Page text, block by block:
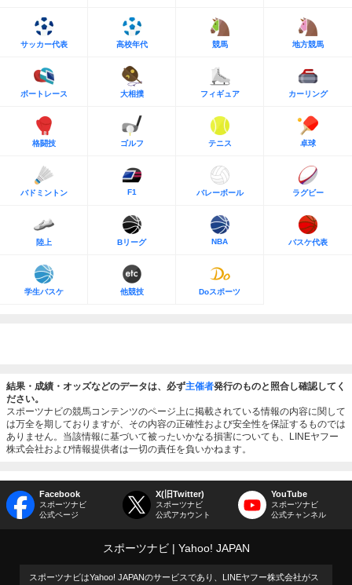
サッカー代表 高校年代 競馬 地方競馬
ボートレース 大相撲 フィギュア カーリング
格闘技 ゴルフ テニス 卓球
バドミントン F1 バレーボール ラグビー
陸上 Bリーグ NBA バスケ代表
学生バスケ 他競技 Doスポーツ
結果・成績・オッズなどのデータは、必ず主催者発行のものと照合し確認してく
ださい。
スポーツナビの競馬コンテンツのページ上に掲載されている情報の内容に関して
は万全を期しておりますが、その内容の正確性および安全性を保証するものでは
ありません。当該情報に基づいて被ったいかなる損害についても、LINEヤフー
株式会社および情報提供者は一切の責任を負いかねます。
Facebook
スポーツナビ
公式ページ
X(旧Twitter)
スポーツナビ
公式アカウント
YouTube
スポーツナビ
公式チャンネル
スポーツナビ Yahoo! JAPAN
スポーツナビはYahoo! JAPANのサービスであり、LINEヤフー株式会社がス